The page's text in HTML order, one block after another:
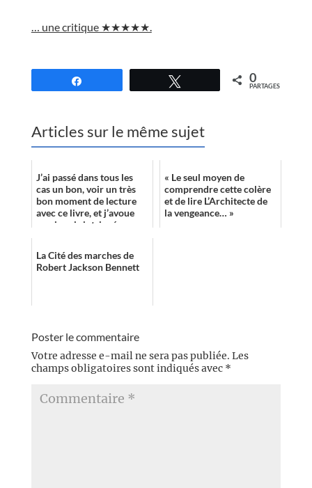
… une critique ★★★★★.
0
PARTAGES
Articles sur le même sujet
J’ai passé dans tous les
cas un bon, voir un très
bon moment de lecture
avec ce livre, et j’avoue
que je suis intrigué
« Le seul moyen de
comprendre cette colère
et de lire L’Architecte de
la vengeance… »
La Cité des marches de
Robert Jackson Bennett
Poster le commentaire
Votre adresse e-mail ne sera pas publiée. Les
champs obligatoires sont indiqués avec *